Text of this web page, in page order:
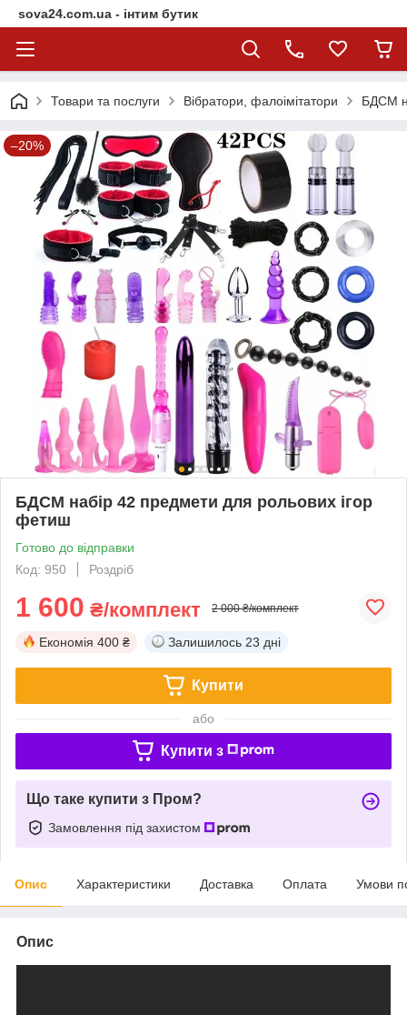
sova24.com.ua - інтим бутик
Товари та послуги Вібратори, фалоімітатори БДСМ
–20%
БДСМ набір 42 предмети для рольових ігор
фетиш
Готово до відправки
Код: 950
Роздріб
1 600 ₴/комплект 2 000 ₴/комплект
Економія 400 ₴ Залишилось 23 дні
Купити
або
Купити з
Що таке купити з Пром?
Замовлення під захистом
Опис Характеристики Доставка Оплата Умови
Опис